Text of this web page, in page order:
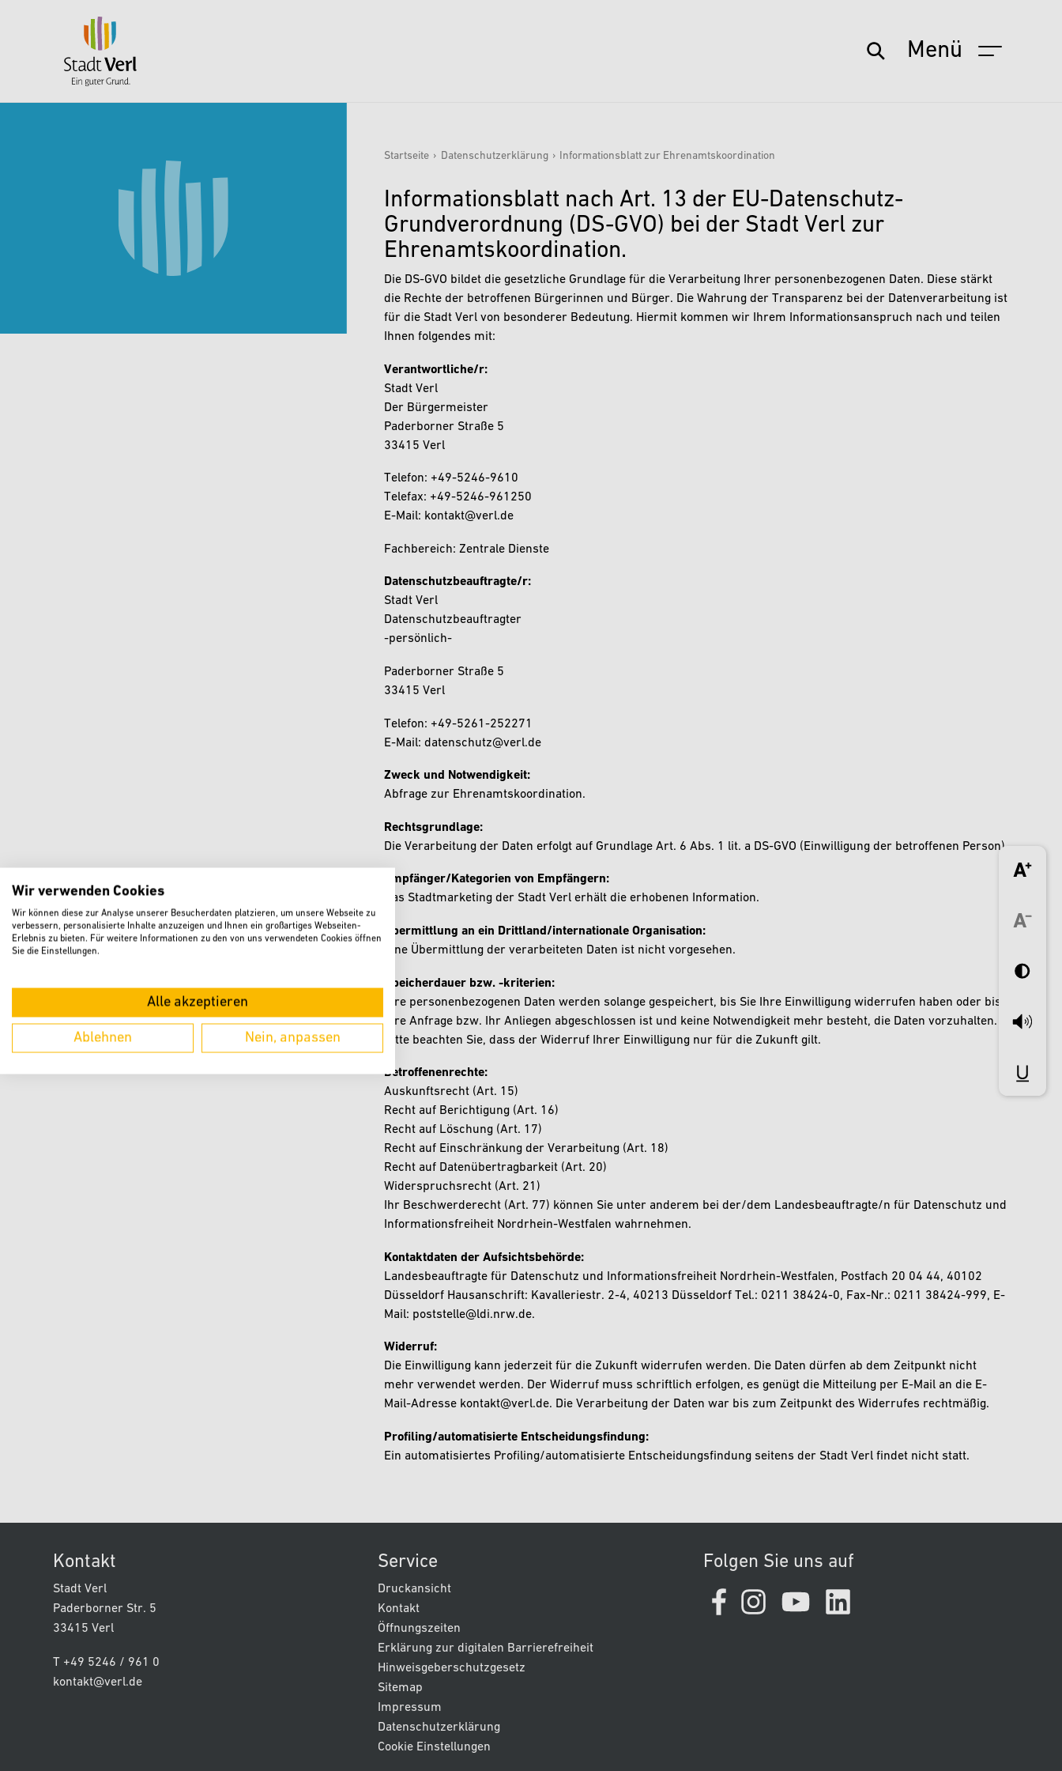
Zum Hauptinhalt springen Menü
Sie sind hier:
Startseite › Datenschutzerklärung › Informationsblatt zur Ehrenamtskoordination
Informationsblatt nach Art. 13 der EU-Datenschutz-
Grundverordnung (DS-GVO) bei der Stadt Verl zur
Ehrenamtskoordination.
Die DS-GVO bildet die gesetzliche Grundlage für die Verarbeitung Ihrer personenbezogenen Daten. Diese stärkt
die Rechte der betroffenen Bürgerinnen und Bürger. Die Wahrung der Transparenz bei der Datenverarbeitung ist
für die Stadt Verl von besonderer Bedeutung. Hiermit kommen wir Ihrem Informationsanspruch nach und teilen
Ihnen folgendes mit:
Verantwortliche/r:
Stadt Verl
Der Bürgermeister
Paderborner Straße 5
33415 Verl
Telefon: +49-5246-9610
Telefax: +49-5246-961250
E-Mail: kontakt@verl.de
Fachbereich: Zentrale Dienste
Datenschutzbeauftragte/r:
Stadt Verl
Datenschutzbeauftragter
-persönlich-
Paderborner Straße 5
33415 Verl
Telefon: +49-5261-252271
E-Mail: datenschutz@verl.de
Zweck und Notwendigkeit:
Abfrage zur Ehrenamtskoordination.
Rechtsgrundlage:
Die Verarbeitung der Daten erfolgt auf Grundlage Art. 6 Abs. 1 lit. a DS-GVO (Einwilligung der betroffenen Person).
Empfänger/Kategorien von Empfängern:
Das Stadtmarketing der Stadt Verl erhält die erhobenen Information.
Übermittlung an ein Drittland/internationale Organisation:
Eine Übermittlung der verarbeiteten Daten ist nicht vorgesehen.
Speicherdauer bzw. -kriterien:
Ihre personenbezogenen Daten werden solange gespeichert, bis Sie Ihre Einwilligung widerrufen haben oder bis
Ihre Anfrage bzw. Ihr Anliegen abgeschlossen ist und keine Notwendigkeit mehr besteht, die Daten vorzuhalten.
Bitte beachten Sie, dass der Widerruf Ihrer Einwilligung nur für die Zukunft gilt.
Betroffenenrechte:
Auskunftsrecht (Art. 15)
Recht auf Berichtigung (Art. 16)
Recht auf Löschung (Art. 17)
Recht auf Einschränkung der Verarbeitung (Art. 18)
Recht auf Datenübertragbarkeit (Art. 20)
Widerspruchsrecht (Art. 21)
Ihr Beschwerderecht (Art. 77) können Sie unter anderem bei der/dem Landesbeauftragte/n für Datenschutz und
Informationsfreiheit Nordrhein-Westfalen wahrnehmen.
Kontaktdaten der Aufsichtsbehörde:
Landesbeauftragte für Datenschutz und Informationsfreiheit Nordrhein-Westfalen, Postfach 20 04 44, 40102
Düsseldorf Hausanschrift: Kavalleriestr. 2-4, 40213 Düsseldorf Tel.: 0211 38424-0, Fax-Nr.: 0211 38424-999, E-
Mail: poststelle@ldi.nrw.de.
Widerruf:
Die Einwilligung kann jederzeit für die Zukunft widerrufen werden. Die Daten dürfen ab dem Zeitpunkt nicht
mehr verwendet werden. Der Widerruf muss schriftlich erfolgen, es genügt die Mitteilung per E-Mail an die E-
Mail-Adresse kontakt@verl.de. Die Verarbeitung der Daten war bis zum Zeitpunkt des Widerrufes rechtmäßig.
Profiling/automatisierte Entscheidungsfindung:
Ein automatisiertes Profiling/automatisierte Entscheidungsfindung seitens der Stadt Verl findet nicht statt.
Kontakt
Stadt Verl
Paderborner Str. 5
33415 Verl
T +49 5246 / 961 0
kontakt@verl.de
Service
Druckansicht
Kontakt
Öffnungszeiten
Erklärung zur digitalen Barrierefreiheit
Hinweisgeberschutzgesetz
Sitemap
Impressum
Datenschutzerklärung
Cookie Einstellungen
Folgen Sie uns auf
Wir verwenden Cookies
Wir können diese zur Analyse unserer Besucherdaten platzieren, um unsere Webseite zu
verbessern, personalisierte Inhalte anzuzeigen und Ihnen ein großartiges Webseiten-
Erlebnis zu bieten. Für weitere Informationen zu den von uns verwendeten Cookies öffnen
Sie die Einstellungen.
Alle akzeptieren
Ablehnen Nein, anpassen